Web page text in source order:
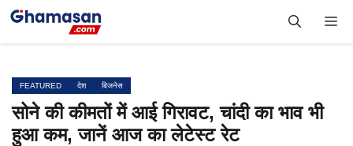
Skip
FEATURED देश बिजनेस
सोने की कीमतों में आई गिरावट, चांदी का भाव भी
हुआ कम, जानें आज का लेटेस्ट रेट